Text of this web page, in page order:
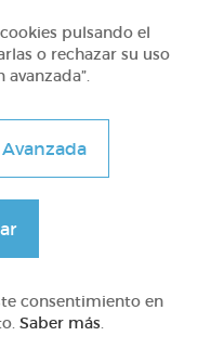
7 años)
galego
DOCS (2)
pulsando el
o rechazar su uso
avanzada”.
consentimiento en
Saber más.